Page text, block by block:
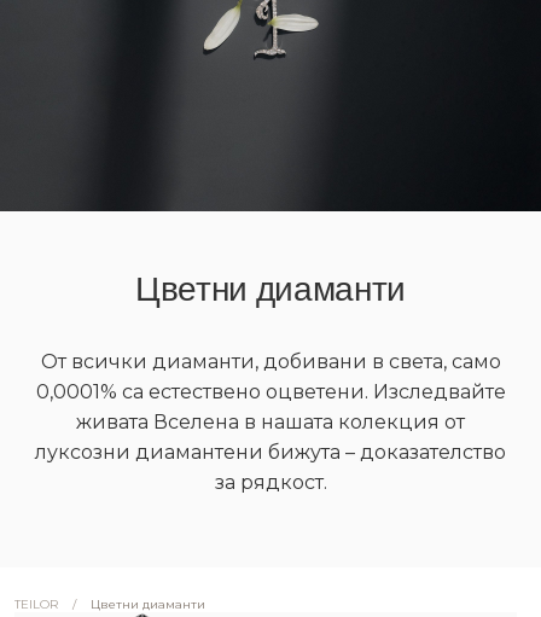
Цветни диаманти
От всички диаманти, добивани в света, само
0,0001% са естествено оцветени. Изследвайте
живата Вселена в нашата колекция от
луксозни диамантени бижута – доказателство
за рядкост.
TEILOR / Цветни диаманти